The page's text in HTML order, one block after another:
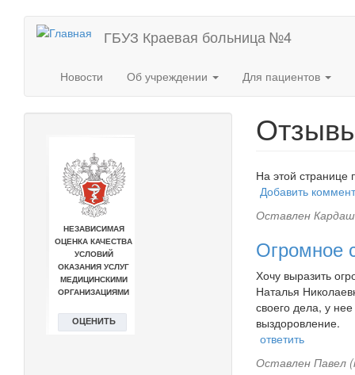
Перейти
содержанию
ГБУЗ Краевая больница №4
Новости Об учреждении Для пациентов
На этой странице
Добавить
Оставлен
Огромное
Хочу выразить
Наталья
своего дела, у
выздоровление.
ответить
Оставлен Павел